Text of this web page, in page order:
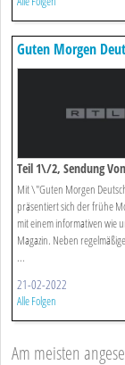
Guten Morgen
Teil 1\/2, Sendung
Mit \"Guten Morgen
präsentiert sich der frühe
mit einem informativen wie
Magazin. Neben
...
21-02-2022
Alle Folgen
Am meisten